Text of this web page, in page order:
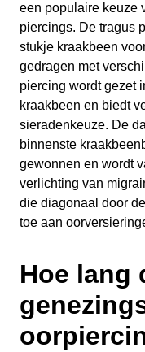
een populaire keuze
piercings. De tragus
stukje kraakbeen
gedragen met
piercing wordt gezet
kraakbeen en biedt
sieradenkeuze. De
binnenste
gewonnen en wordt
verlichting van
die diagonaal door
toe aan
Hoe lang